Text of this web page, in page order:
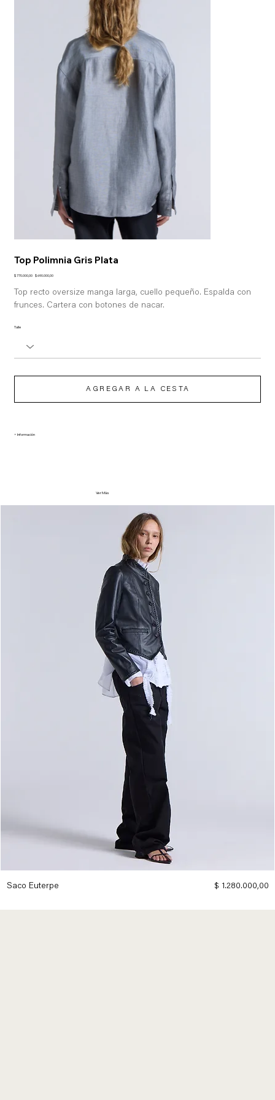
Top Polimnia Gris Plata
Precio
$ 770.000,00 Precio
oferta
$ 690.000,00
Top recto oversize manga larga, cuello pequeño. Espalda con
frunces. Cartera con botones de nacar.
Talle
AGREGAR A LA CESTA
+ Información
Saco Euterpe Precio
$ 1.280.000,00
Ver Más